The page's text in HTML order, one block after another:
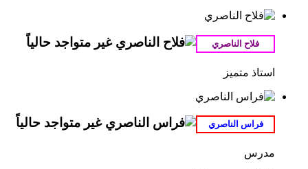
استاذ متميز
مدرس